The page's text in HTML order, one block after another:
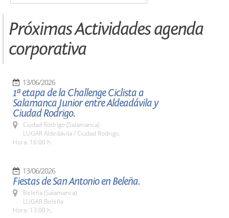
Próximas Actividades agenda
corporativa
13/06/2026
1ª etapa de la Challenge Ciclista a
Salamanca Junior entre Aldeadávila y
Ciudad Rodrigo.
Ciudad Rodrigo (Salamanca)
LUGAR Aldedávila / Ciudad Rodrigo.
Hora: 16:00 h.
13/06/2026
Fiestas de San Antonio en Beleña.
Beleña (Salamanca)
LUGAR Beleña
Hora: 13:00 h.